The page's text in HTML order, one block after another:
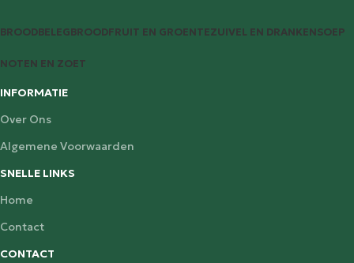
BROODBELEGBROODFRUIT EN GROENTEZUIVEL EN DRANKENSOEP
NOTEN EN ZOET
INFORMATIE
Over Ons
Algemene Voorwaarden
SNELLE LINKS
Home
Contact
CONTACT